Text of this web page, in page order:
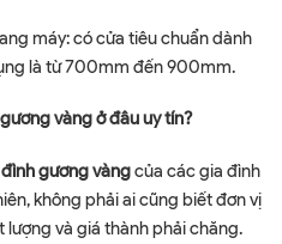
máy: có cửa tiêu chuẩn dành
là từ 700mm đến 900mm.
vàng ở đâu uy tín?
gương vàngcủa các gia đình
không phải ai cũng biết đơn vị
và giá thành phải chăng.